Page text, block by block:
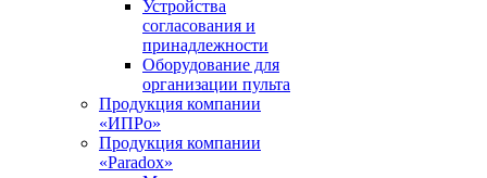
Устройства
согласования и
принадлежности
Оборудование для
организации пульта
Продукция компании
«ИПРо»
Продукция компании
«Paradox»